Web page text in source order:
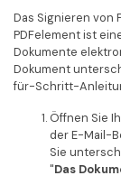
Das Signieren von
PDFelement ist
Dokumente
Dokument
für-Schritt-
Öffnen Sie
der E-Mail-
Sie
"Das